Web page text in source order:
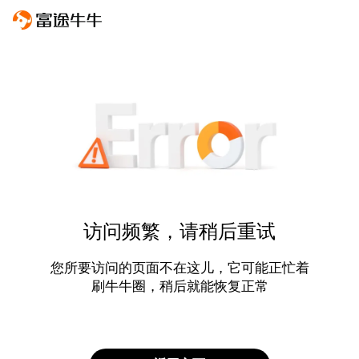
访问频繁，请稍后重试
您所要访问的页面不在这儿，它可能正忙着
刷牛牛圈，稍后就能恢复正常